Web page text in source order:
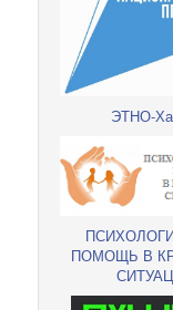
ЭТНО-
ПОМОЩЬ В